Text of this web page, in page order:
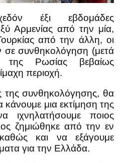
έξι εβδομάδες
Αρμενίας από την μία,
από την άλλη, οι
σε συνθηκολόγηση (μετά
Ρωσίας βεβαίως
περιοχή.
της συνθηκολόγησης, θα
μια εκτίμηση της
ιχνηλατήσουμε ποιος
ζημιώθηκε από την εν
και να εξάγουμε
για την Ελλάδα.